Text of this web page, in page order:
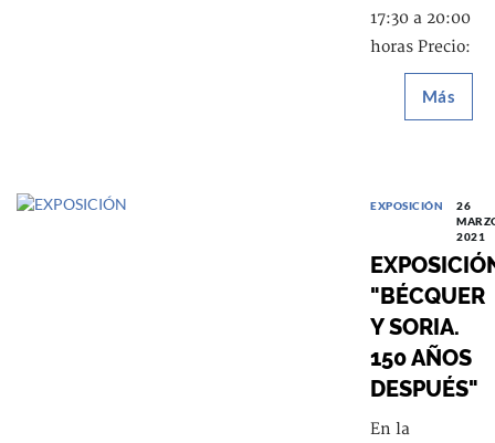
17:30 a 20:00
horas Precio:
Más
EXPOSICIÓN
26
2021
"BÉCQUER
Y SORIA.
150 AÑOS
DESPUÉS"
En la